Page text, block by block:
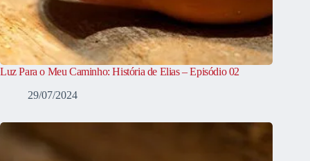
Luz Para o Meu Caminho: História de Elias – Episódio 02
29/07/2024